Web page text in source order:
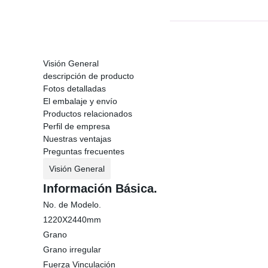
Visión General
descripción de producto
Fotos detalladas
El embalaje y envío
Productos relacionados
Perfil de empresa
Nuestras ventajas
Preguntas frecuentes
Visión General
Información Básica.
No. de Modelo.
1220X2440mm
Grano
Grano irregular
Fuerza Vinculación